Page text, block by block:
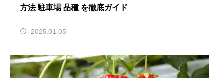
方法 駐車場 品種 を徹底ガイド
2025.01.05